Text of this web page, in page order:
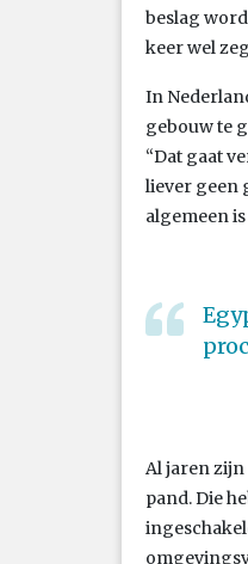
beslag
keer wel
In
gebouw te
“Dat gaat
liever geen
algemeen
Al jaren
pand. Die